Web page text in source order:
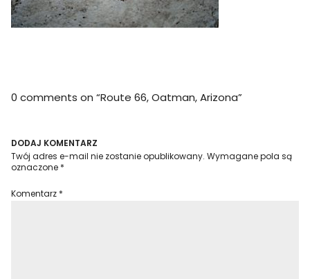
Dom na kółkach
0 comments on “Route 66, Oatman, Arizona”
DODAJ KOMENTARZ
Twój adres e-mail nie zostanie opublikowany. Wymagane pola są
oznaczone *
Komentarz *